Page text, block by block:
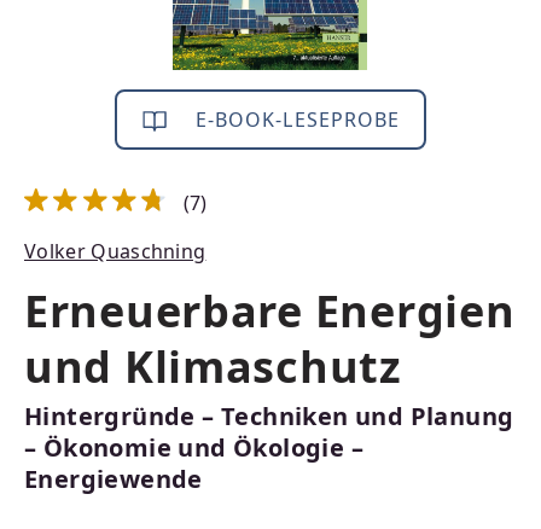
E-BOOK-LESEPROBE
(7)
Volker Quaschning
Erneuerbare Energien
und Klimaschutz
Hintergründe – Techniken und Planung
– Ökonomie und Ökologie –
Energiewende